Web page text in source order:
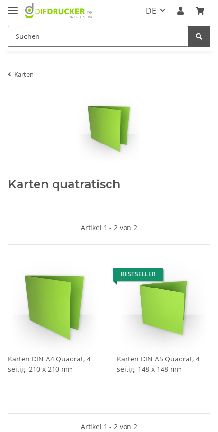
DE
Karten
Karten quatratisch
Artikel 1 - 2 von 2
Karten DIN A4 Quadrat, 4-
seitig, 210 x 210 mm
BESTSELLER
Karten DIN A5 Quadrat, 4-
seitig, 148 x 148 mm
Artikel 1 - 2 von 2